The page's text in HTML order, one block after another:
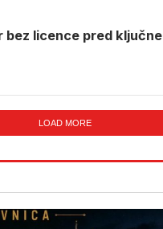
bez licence pred ključne
LOAD MORE